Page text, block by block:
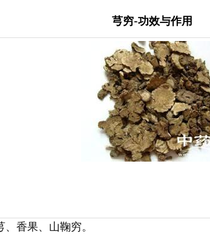
芎穷-功效与作用
香果、山鞠穷。